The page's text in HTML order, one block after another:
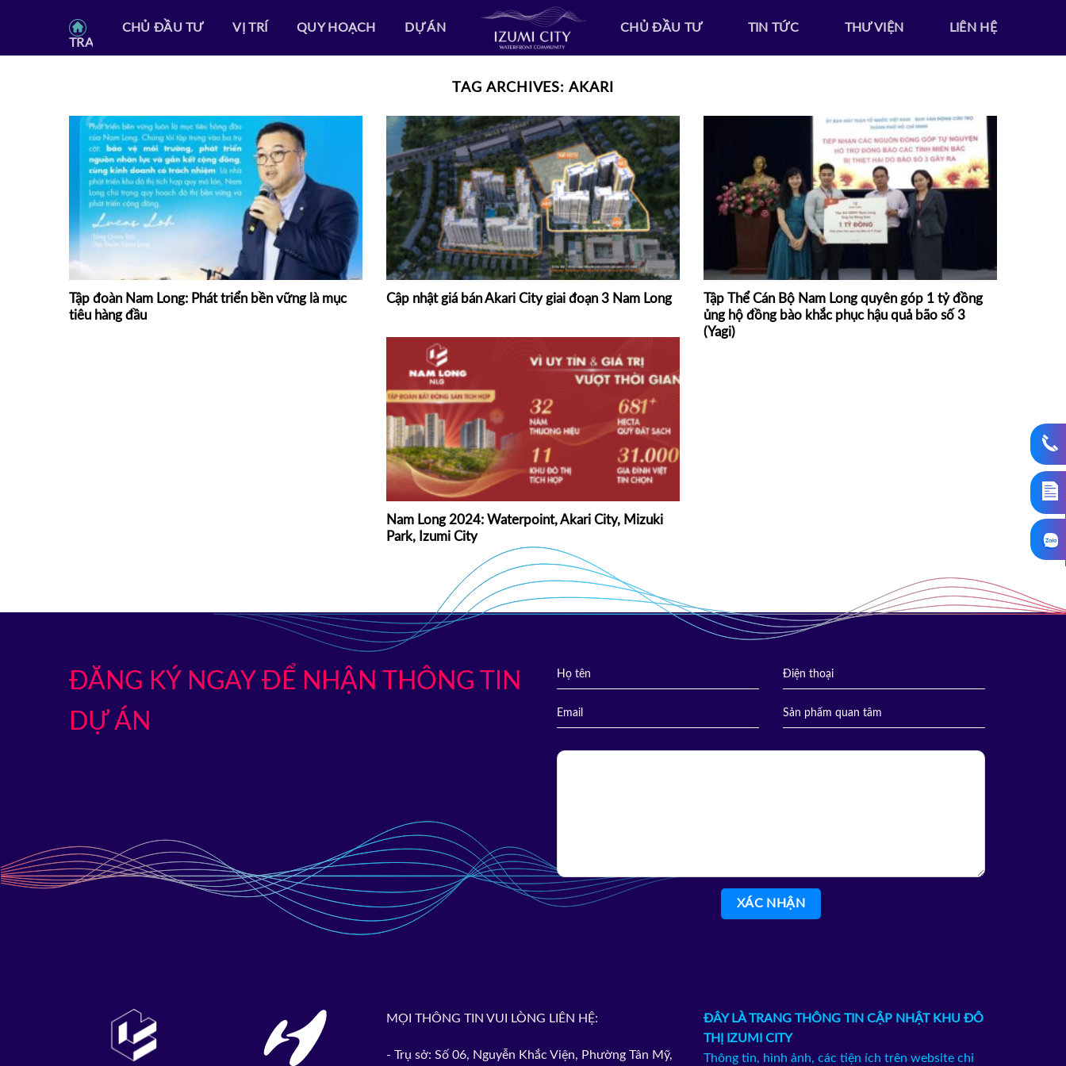
TRANG CHỦ
CHỦ ĐẦU TƯ VỊ TRÍ QUY HOẠCH DỰ ÁN CHỦ ĐẦU TƯ TIN TỨC THƯ VIỆN LIÊN HỆ
TAG ARCHIVES:AKARI
Tập đoàn Nam Long: Phát triển bền vững là mục
tiêu hàng đầu
Cập nhật giá bán Akari City giai đoạn 3 Nam Long
Tập Thể Cán Bộ Nam Long quyên góp 1 tỷ đồng
ủng hộ đồng bào khắc phục hậu quả bão số 3
(Yagi)
Nam Long 2024: Waterpoint, Akari City, Mizuki
Park, Izumi City
ĐĂNG KÝ NGAY ĐỂ NHẬN THÔNG TIN
DỰ ÁN
MỌI THÔNG TIN VUI LÒNG LIÊN HỆ:
- Trụ sở: Số 06, Nguyễn Khắc Viện, Phường Tân Mỹ,
ĐÂY LÀ TRANG THÔNG TIN CẬP NHẬT KHU ĐÔ
THỊ IZUMI CITY
Thông tin, hình ảnh, các tiện ích trên website chỉ